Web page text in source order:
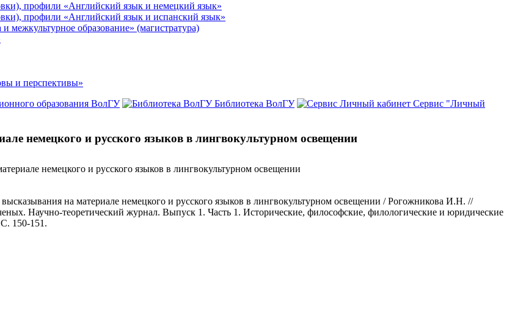
профили «Английский язык и немецкий язык»
профили «Английский язык и испанский язык»
межкультурное образование» (магистратура)
и перспективы»
образования ВолГУ Библиотека ВолГУ
Сервис "Личный
немецкого и русского языков в лингвокультурном освещении
немецкого и русского языков в лингвокультурном освещении
на материале немецкого и русского языков в лингвокультурном освещении / Рогожникова И.Н. //
Научно-теоретический журнал. Выпуск 1. Часть 1. Исторические, философские, филологические и юридические
150-151.